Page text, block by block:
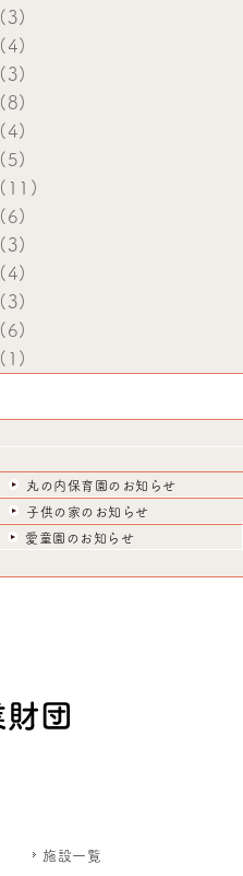
(3)
(4)
(3)
(8)
(4)
(5)
(11)
(6)
(3)
(4)
(3)
(6)
(1)
丸の内保育園のお知らせ
子供の家のお知らせ
愛童園のお知らせ
施設一覧